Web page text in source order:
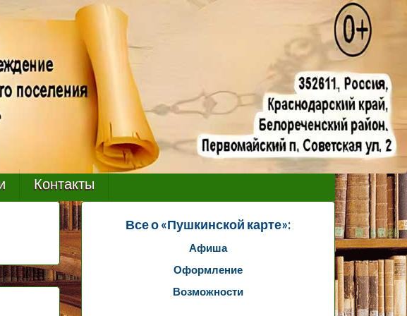
Контакты
Все о «Пушкинской карте»:
Афиша
Оформление
Возможности